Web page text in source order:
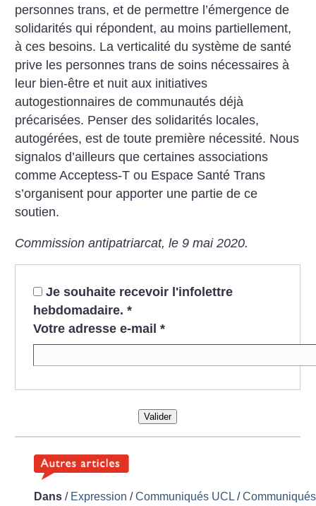
personnes trans, et de permettre l’émergence de
solidarités qui répondent, au moins partiellement,
à ces besoins. La verticalité du système de santé
prive les personnes trans de soins nécessaires à
leur bien-être et nuit aux initiatives
autogestionnaires de communautés déjà
précarisées. Penser des solidarités locales,
autogérées, est de toute première nécessité. Nous
signalos d’ailleurs que certaines associations
comme Acceptess-T ou Espace Santé Trans
s’organisent pour apporter une partie de ce
soutien.
Commission antipatriarcat, le 9 mai 2020.
Je souhaite recevoir l'infolettre
hebdomadaire. *
Votre adresse e-mail *
Valider
Dans / Expression /Communiqués UCL /Communiqués